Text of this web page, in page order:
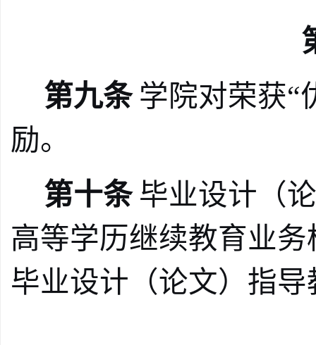
第九条 学院对荣获“
励。
第十条 毕业设计（
高等学历继续教育业
毕业设计（论文）指